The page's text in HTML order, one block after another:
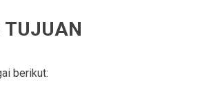
TUJUAN
berikut: